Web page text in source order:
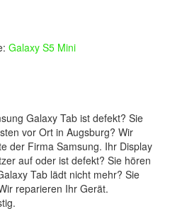
Galaxy S5 Mini
Galaxy Tab ist defekt? Sie
vor Ort in Augsburg? Wir
der Firma Samsung. Ihr Display
auf oder ist defekt? Sie hören
Tab lädt nicht mehr? Sie
reparieren Ihr Gerät.